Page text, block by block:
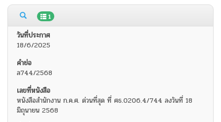
1
18/6/2025
ล744/2568
หนังสือสำนักงาน ก.ค.ศ. ด่วนที่สุด ที่ ศธ.0206.4/744 ลงวันที่ 18
มิถุนายน 2568